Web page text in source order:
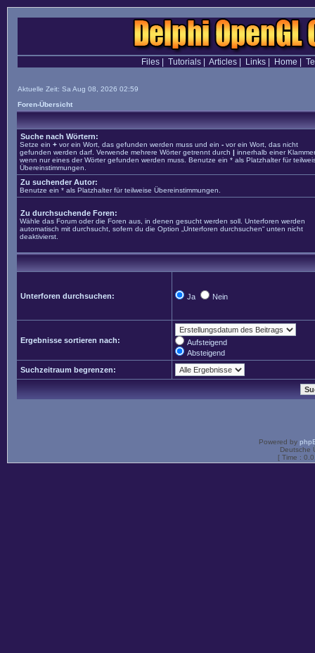
Files| Tutorials| Articles| Links| Home
Aktuelle Zeit: Sa Aug 08, 2026 02:59
Foren-Übersicht
Suche nach Wörtern:
Setze ein + vor ein Wort, das gefunden werden muss und ein - vor ein Wort, das nicht
gefunden werden darf. Verwende mehrere Wörter getrennt durch | innerhalb einer
wenn nur eines der Wörter gefunden werden muss. Benutze ein * als Platzhalter für
Übereinstimmungen.
Zu suchender Autor:
Benutze ein * als Platzhalter für teilweise Übereinstimmungen.
Zu durchsuchende Foren:
Wähle das Forum oder die Foren aus, in denen gesucht werden soll. Unterforen werden
automatisch mit durchsucht, sofern du die Option „Unterforen durchsuchen“ unten nicht
deaktivierst.
Unterforen durchsuchen: Ja Nein
Ergebnisse sortieren nach:
Aufsteigend
Absteigend
Suchzeitraum begrenzen:
Powered by
Deutsche
[ Time :